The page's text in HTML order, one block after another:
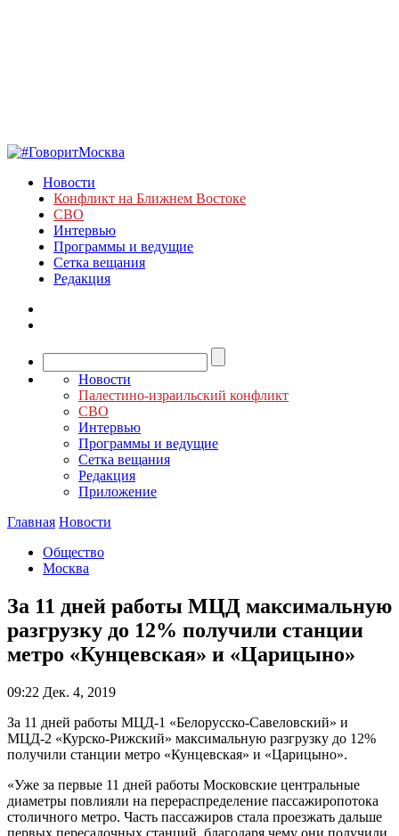
Новости
Конфликт на Ближнем Востоке
СВО
Интервью
Программы и ведущие
Сетка вещания
Редакция
Новости
Палестино-израильский конфликт
СВО
Интервью
Программы и ведущие
Сетка вещания
Редакция
Приложение
Главная Новости
Общество
Москва
За 11 дней работы МЦД максимальную
разгрузку до 12% получили станции
метро «Кунцевская» и «Царицыно»
09:22 Дек. 4, 2019
За 11 дней работы МЦД-1 «Белорусско-Савеловский» и
МЦД-2 «Курско-Рижский» максимальную разгрузку до 12%
получили станции метро «Кунцевская» и «Царицыно».
«Уже за первые 11 дней работы Московские центральные
диаметры повлияли на перераспределение пассажиропотока
столичного метро. Часть пассажиров стала проезжать дальше
первых пересадочных станций, благодаря чему они получили